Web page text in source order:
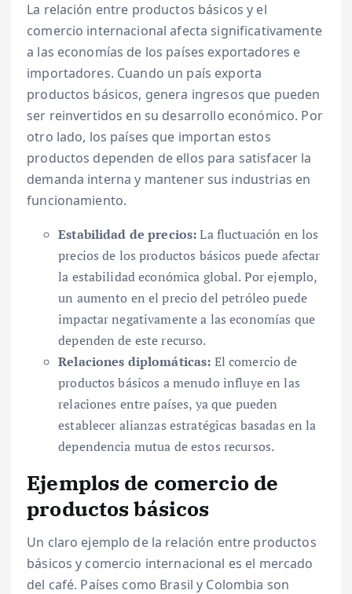
La relación entre productos básicos y el
comercio internacional afecta significativamente
a las economías de los países exportadores e
importadores. Cuando un país exporta
productos básicos, genera ingresos que pueden
ser reinvertidos en su desarrollo económico. Por
otro lado, los países que importan estos
productos dependen de ellos para satisfacer la
demanda interna y mantener sus industrias en
funcionamiento.
Estabilidad de precios:La fluctuación en los
precios de los productos básicos puede afectar
la estabilidad económica global. Por ejemplo,
un aumento en el precio del petróleo puede
impactar negativamente a las economías que
dependen de este recurso.
Relaciones diplomáticas: El comercio de
productos básicos a menudo influye en las
relaciones entre países, ya que pueden
establecer alianzas estratégicas basadas en la
dependencia mutua de estos recursos.
Ejemplos de comercio de
productos básicos
Un claro ejemplo de la relación entre productos
básicos y comercio internacional es el mercado
del café. Países como Brasil y Colombia son